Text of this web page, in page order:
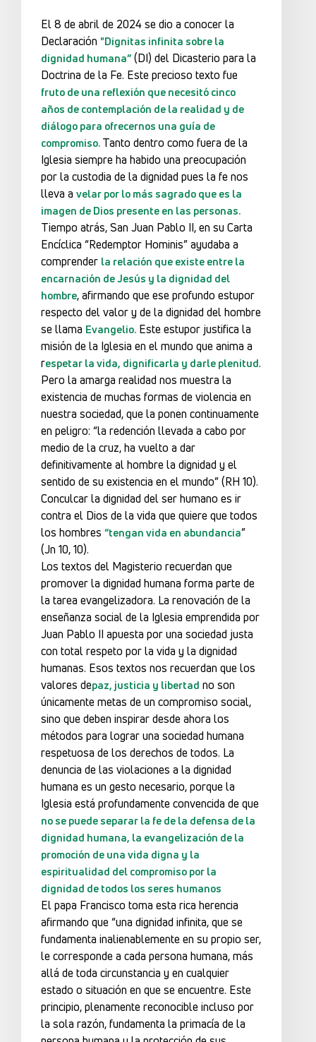
El 8 de abril de 2024 se dio a conocer la
Declaración "Dignitas infinita sobre la
dignidad humana”(DI) del Dicasterio para la
Doctrina de la Fe. Este precioso texto fue
fruto de una reflexión que necesitó cinco
años de contemplación de la realidad y de
diálogo para ofrecernos una guía de
compromiso.Tanto dentro como fuera de la
Iglesia siempre ha habido una preocupación
por la custodia de la dignidad pues la fe nos
lleva a velar por lo más sagrado que es la
imagen de Dios presente en las personas.
Tiempo atrás, San Juan Pablo II, en su Carta
Encíclica “Redemptor Hominis” ayudaba a
comprender la relación que existe entre la
encarnación de Jesús y la dignidad del
hombre, afirmando que ese profundo estupor
respecto del valor y de la dignidad del hombre
se llama Evangelio. Este estupor justifica la
misión de la Iglesia en el mundo que anima a
respetar la vida, dignificarla y darle plenitud.
Pero la amarga realidad nos muestra la
existencia de muchas formas de violencia en
nuestra sociedad, que la ponen continuamente
en peligro: “la redención llevada a cabo por
medio de la cruz, ha vuelto a dar
definitivamente al hombre la dignidad y el
sentido de su existencia en el mundo” (RH 10).
Conculcar la dignidad del ser humano es ir
contra el Dios de la vida que quiere que todos
los hombres “tengan vida en abundancia”
(Jn 10, 10).
Los textos del Magisterio recuerdan que
promover la dignidad humana forma parte de
la tarea evangelizadora. La renovación de la
enseñanza social de la Iglesia emprendida por
Juan Pablo II apuesta por una sociedad justa
con total respeto por la vida y la dignidad
humanas. Esos textos nos recuerdan que los
valores depaz, justicia y libertad no son
únicamente metas de un compromiso social,
sino que deben inspirar desde ahora los
métodos para lograr una sociedad humana
respetuosa de los derechos de todos. La
denuncia de las violaciones a la dignidad
humana es un gesto necesario, porque la
Iglesia está profundamente convencida de que
no se puede separar la fe de la defensa de la
dignidad humana, la evangelización de la
promoción de una vida digna y la
espiritualidad del compromiso por la
dignidad de todos los seres humanos
El papa Francisco toma esta rica herencia
afirmando que “una dignidad infinita, que se
fundamenta inalienablemente en su propio ser,
le corresponde a cada persona humana, más
allá de toda circunstancia y en cualquier
estado o situación en que se encuentre. Este
principio, plenamente reconocible incluso por
la sola razón, fundamenta la primacía de la